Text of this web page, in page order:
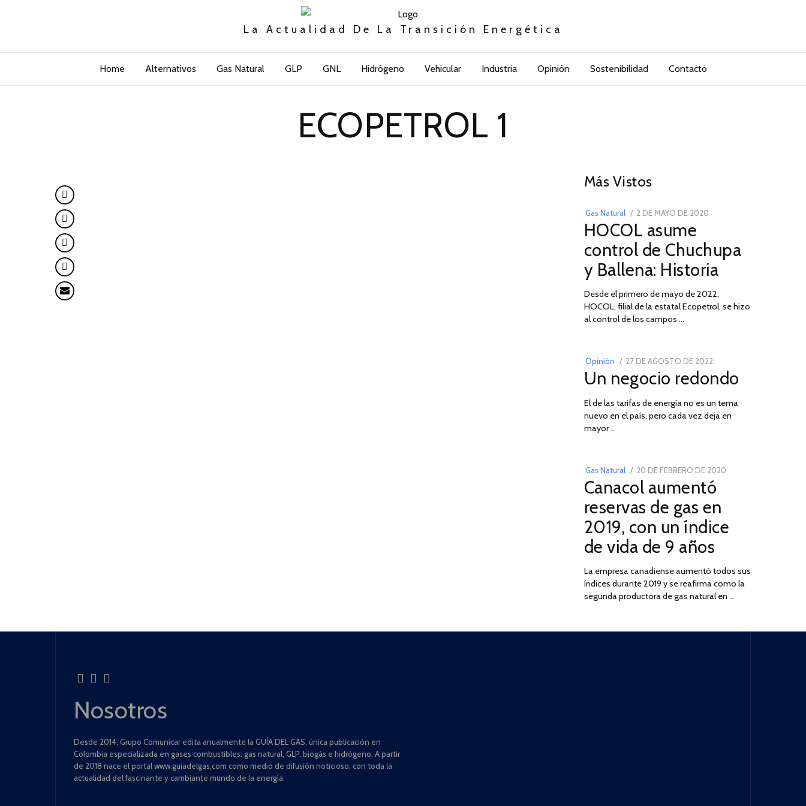
La Actualidad De La Transición Energética
Home Alternativos Gas Natural GLP GNL Hidrógeno Vehicular Industria Opinión Sostenibilidad Contacto
ECOPETROL 1
Más Vistos
Gas Natural
POSTED
ON
2 DE MAYO DE 2020
DE
2026
HOCOL asume
control de Chuchupa
y Ballena: Historia
Desde el primero de mayo de 2022,
HOCOL, filial de la estatal Ecopetrol, se hizo
al control de los campos …
Opinión
POSTED
ON
27 DE AGOSTO DE 202230
DE
DE
2022
Un negocio redondo
El de las tarifas de energía no es un tema
nuevo en el país, pero cada vez deja en
mayor …
03
Gas Natural
POSTED
ON
20 DE FEBRERO DE 2020
2025
Canacol aumentó
reservas de gas en
2019, con un índice
de vida de 9 años
La empresa canadiense aumentó todos sus
índices durante 2019 y se reafirma como la
segunda productora de gas natural en …
Nosotros
Desde 2014, Grupo Comunicar edita anualmente la GUÍA DEL GAS, única publicación en
Colombia especializada en gases combustibles: gas natural, GLP, biogás e hidrógeno. A partir
de 2018 nace el portal www.guiadelgas.com como medio de difusión noticioso, con toda la
actualidad del fascinante y cambiante mundo de la energía.